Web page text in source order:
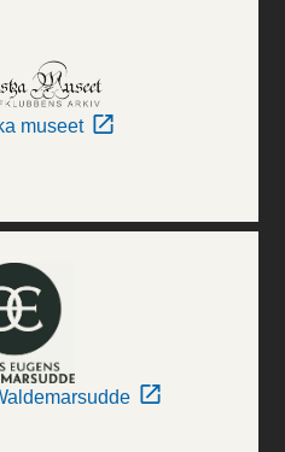
museet